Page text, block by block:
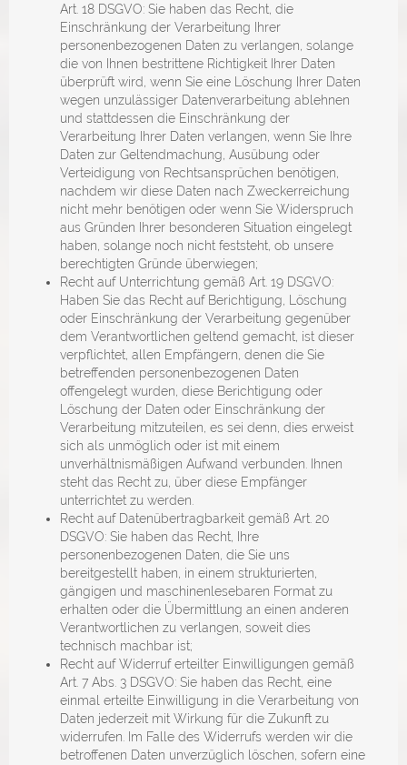
Art. 18 DSGVO: Sie haben das Recht, die
Einschränkung der Verarbeitung Ihrer
personenbezogenen Daten zu verlangen, solange
die von Ihnen bestrittene Richtigkeit Ihrer Daten
überprüft wird, wenn Sie eine Löschung Ihrer Daten
wegen unzulässiger Datenverarbeitung ablehnen
und stattdessen die Einschränkung der
Verarbeitung Ihrer Daten verlangen, wenn Sie Ihre
Daten zur Geltendmachung, Ausübung oder
Verteidigung von Rechtsansprüchen benötigen,
nachdem wir diese Daten nach Zweckerreichung
nicht mehr benötigen oder wenn Sie Widerspruch
aus Gründen Ihrer besonderen Situation eingelegt
haben, solange noch nicht feststeht, ob unsere
berechtigten Gründe überwiegen;
Recht auf Unterrichtung gemäß Art. 19 DSGVO:
Haben Sie das Recht auf Berichtigung, Löschung
oder Einschränkung der Verarbeitung gegenüber
dem Verantwortlichen geltend gemacht, ist dieser
verpflichtet, allen Empfängern, denen die Sie
betreffenden personenbezogenen Daten
offengelegt wurden, diese Berichtigung oder
Löschung der Daten oder Einschränkung der
Verarbeitung mitzuteilen, es sei denn, dies erweist
sich als unmöglich oder ist mit einem
unverhältnismäßigen Aufwand verbunden. Ihnen
steht das Recht zu, über diese Empfänger
unterrichtet zu werden.
Recht auf Datenübertragbarkeit gemäß Art. 20
DSGVO: Sie haben das Recht, Ihre
personenbezogenen Daten, die Sie uns
bereitgestellt haben, in einem strukturierten,
gängigen und maschinenlesebaren Format zu
erhalten oder die Übermittlung an einen anderen
Verantwortlichen zu verlangen, soweit dies
technisch machbar ist;
Recht auf Widerruf erteilter Einwilligungen gemäß
Art. 7 Abs. 3 DSGVO: Sie haben das Recht, eine
einmal erteilte Einwilligung in die Verarbeitung von
Daten jederzeit mit Wirkung für die Zukunft zu
widerrufen. Im Falle des Widerrufs werden wir die
betroffenen Daten unverzüglich löschen, sofern eine